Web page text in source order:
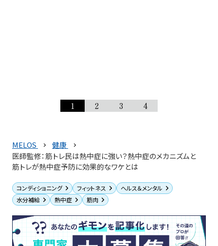
1 2 3 4
MELOS
健康
医師監修：筋トレ民は熱中症に強い？熱中症のメカニズムと
筋トレが熱中症予防に効果的なワケとは
コンディショニング フィットネス
ヘルス＆メンタル
水分補給
熱中症 筋肉